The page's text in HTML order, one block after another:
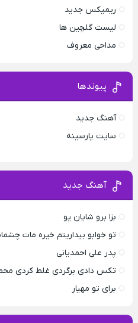
ریمیکس جدید
لیست گلچین ها
مداحی معروف
پیوندها
آهنگ جدید
سایت پارسینه
آهنگ جدید
بزا برو شایان یو
تو خوابو بیداریتم خیره مات
پدر علی احمدیانی
تکس‌ دادی برگردی غلط کردی
برای تو مهیار